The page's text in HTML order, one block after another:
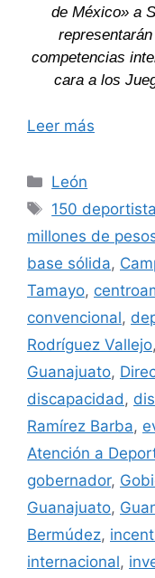
de México» a
competencias
cara a los
Leer más
Categorías
León
Etiquetas
150
millones de
base sólida,
Tamayo,
convencional,
Rodríguez Vallejo,
Guanajuato,
discapacidad ,
Ramírez Barba,
Atención a
gobernador,
Guanajuato,
Bermúdez,
internacional,